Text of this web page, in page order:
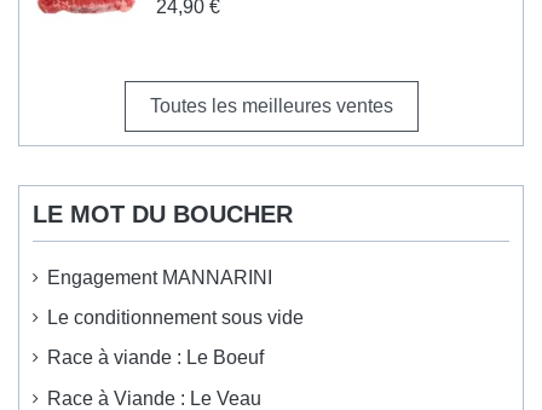
24,90 €
Toutes les meilleures ventes
LE MOT DU BOUCHER
Engagement MANNARINI
Le conditionnement sous vide
Race à viande : Le Boeuf
Race à Viande : Le Veau